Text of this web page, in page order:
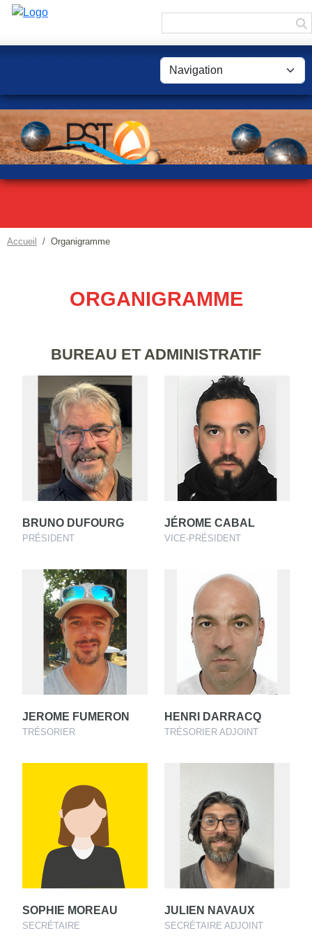
Accueil Organigramme
ORGANIGRAMME
BUREAU ET ADMINISTRATIF
BRUNO DUFOURG
PRÉSIDENT
JÉROME CABAL
VICE-PRÉSIDENT
JEROME FUMERON
TRÉSORIER
HENRI DARRACQ
TRÉSORIER ADJOINT
SOPHIE MOREAU
SECRÉTAIRE
JULIEN NAVAUX
SECRÉTAIRE ADJOINT
Panneau de gestion des cookies